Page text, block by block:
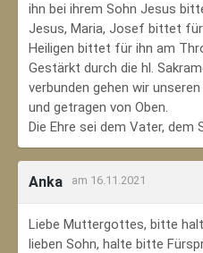
ihn bei ihrem Sohn Jesus
Jesus, Maria, Josef bittet für
Heiligen bittet für ihn am
Gestärkt durch die hl.
verbunden gehen wir
und getragen von Oben.
Die Ehre sei dem Vater, dem
Anka am 16.11.2021
Liebe Muttergottes, bitte
lieben Sohn, halte bitte